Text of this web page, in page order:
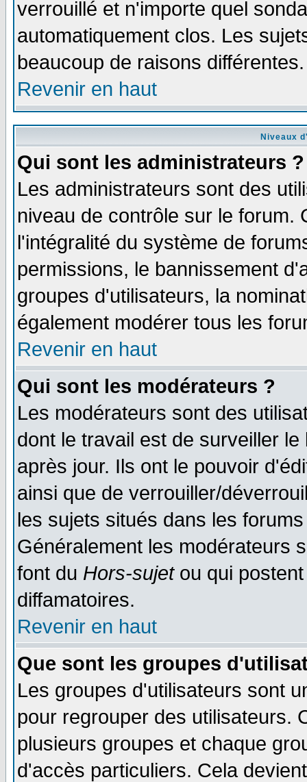
verrouillé et n'importe quel
automatiquement clos. Les
beaucoup de raisons différentes.
Revenir en haut
Niveaux
Qui sont les administrateurs ?
Les administrateurs sont des
niveau de contrôle sur le forum.
l'intégralité du système de
permissions, le bannissement
groupes d'utilisateurs, la
également modérer tous les
Revenir en haut
Qui sont les modérateurs ?
Les modérateurs sont des
dont le travail est de surveiller
après jour. Ils ont le pouvoir
ainsi que de verrouiller/
les sujets situés dans les
Généralement les modérateurs
font du Hors-sujetou qui
diffamatoires.
Revenir en haut
Que sont les groupes
Les groupes d'utilisateurs sont
pour regrouper des utilisateurs.
plusieurs groupes et chaque
d'accès particuliers. Cela